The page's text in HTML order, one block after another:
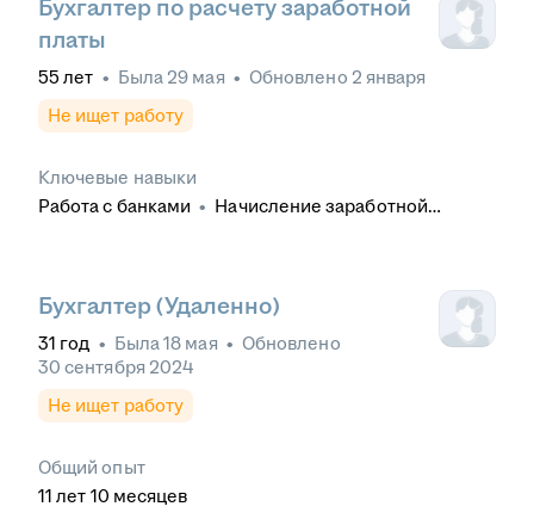
Бухгалтер по расчету заработной
платы
55 лет • Была 29 мая • Обновлено 2 января
Не ищет работу
Ключевые навыки
Работа с банками • Начисление заработной
Кадровое делопроизводство
1С: Предприятие
• Первичная документация
бухгалтерская документация • Отчетность в ПФР •
Отчетность в ФСС
отчетность
• Начисление ежегодных отпусков
Бухгалтерская отчетность
Бухгалтер (Удаленно)
31 год • Была18 мая • Обновлено
30 сентября 2024
Не ищет работу
Общий опыт
11 лет 10 месяцев